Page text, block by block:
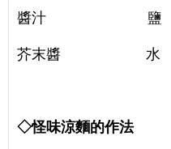
醬汁 鹽
芥末醬 水
◇怪味涼麵的作法